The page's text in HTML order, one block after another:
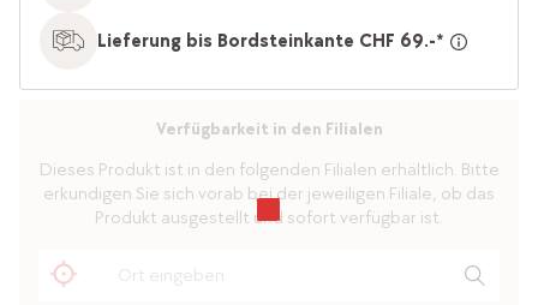
Lieferung bis Bordsteinkante CHF 69.-*
Verfügbarkeit in den Filialen
Dieses Produkt ist in den folgenden Filialen erhältlich. Bitte
erkundigen Sie sich vorab bei der jeweiligen Filiale, ob das
Produkt ausgestellt und sofort verfügbar ist.